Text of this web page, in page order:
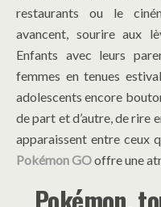
restaurants ou le
avancent, sourire aux
Enfants avec leurs
femmes en tenues
adolescents encore
de part et d’autre, de rire
apparaissent entre ceux
Pokémon GOoffre une